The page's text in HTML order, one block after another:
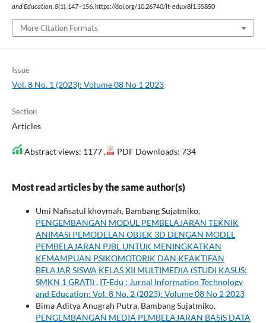
and Education, 8(1), 147–156. https://doi.org/10.26740/it-edu.v8i1.55850
More Citation Formats
Issue
Vol. 8 No. 1 (2023): Volume 08 No 1 2023
Section
Articles
Abstract views: 1177 , PDF Downloads: 734
Most read articles by the same author(s)
Umi Nafisatul khoymah, Bambang Sujatmiko,
PENGEMBANGAN MODUL PEMBELAJARAN TEKNIK
ANIMASI PEMODELAN OBJEK 3D DENGAN MODEL
PEMBELAJARAN PJBL UNTUK MENINGKATKAN
KEMAMPUAN PSIKOMOTORIK DAN KEAKTIFAN
BELAJAR SISWA KELAS XII MULTIMEDIA (STUDI KASUS:
SMKN 1 GRATI), IT-Edu : Jurnal Information Technology
and Education: Vol. 8 No. 2 (2023): Volume 08 No 2 2023
Bima Aditya Anugrah Putra, Bambang Sujatmiko,
PENGEMBANGAN MEDIA PEMBELAJARAN BASIS DATA